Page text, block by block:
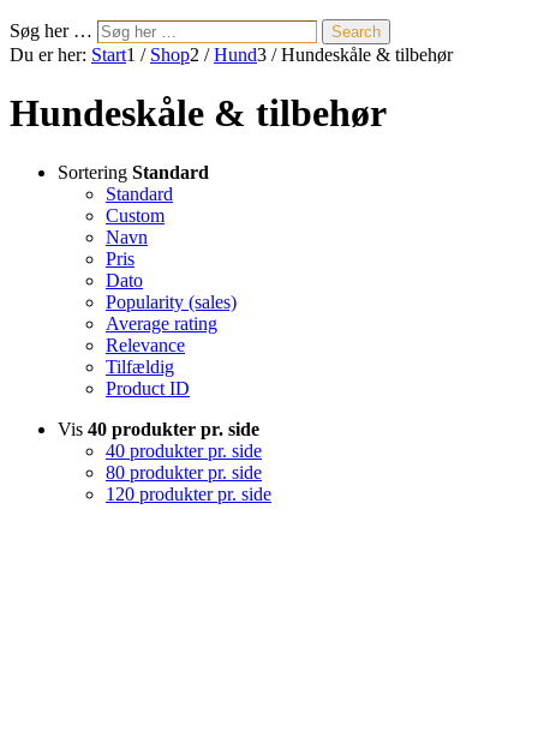
Søg her … Search
Du er her: Start1 / Shop2 / Hund3 / Hundeskåle & tilbehør
Hundeskåle & tilbehør
Sortering Standard
Standard
Custom
Navn
Pris
Dato
Popularity (sales)
Average rating
Relevance
Tilfældig
Product ID
Vis 40 produkter pr. side
40 produkter pr. side
80 produkter pr. side
120 produkter pr. side